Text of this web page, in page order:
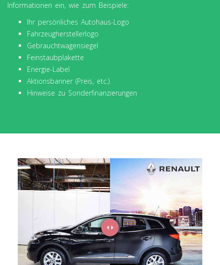
Informationen ein, wie zum Beispiele:
Ihr persönliches Autohaus-Logo
Fahrzeugherstellerlogo
Gebrauchtwagensiegel
Feinstaubplakette
Energie-Label
Aktionsbanner (Preis, etc.)
Hinweise zu Sonderfinanzierungen